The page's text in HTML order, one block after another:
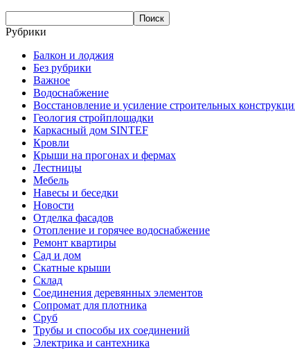
Рубрики
Балкон и лоджия
Без рубрики
Важное
Водоснабжение
Восстановление и усиление строительных
Геология стройплощадки
Каркасный дом SINTEF
Кровли
Крыши на прогонах и фермах
Лестницы
Мебель
Навесы и беседки
Новости
Отделка фасадов
Отопление и горячее водоснабжение
Ремонт квартиры
Сад и дом
Скатные крыши
Склад
Соединения деревянных элементов
Сопромат для плотника
Сруб
Трубы и способы их соединений
Электрика и сантехника